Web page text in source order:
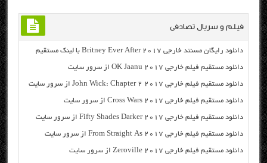
فیلم و سریال تصادفی
دانلود رایگان مسنتد خارجی Britney Ever After 2017 با لینک مستقیم
دانلود مستقیم فیلم خارجی OK Jaanu 2017 از سرور سایت
دانلود مستقیم فیلم خارجی John Wick: Chapter 2 2017 از سرور سایت
دانلود مستقیم فیلم خارجی Cross Wars 2017 از سرور سایت
دانلود مستقیم فیلم خارجی Fifty Shades Darker 2017 از سرور سایت
دانلود مستقیم فیلم خارجی From Straight As 2017 از سرور سایت
دانلود مستقیم فیلم خارجی Zeroville 2017 از سرور سایت